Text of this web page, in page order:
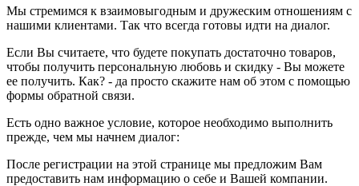
Мы стремимся к взаимовыгодным и дружеским отношениям с
нашими клиентами. Так что всегда готовы идти на диалог.
Если Вы считаете, что будете покупать достаточно товаров,
чтобы получить персональную любовь и скидку - Вы можете
ее получить. Как? - да просто скажите нам об этом с помощью
формы обратной связи.
Есть одно важное условие, которое необходимо выполнить
прежде, чем мы начнем диалог:
После регистрации на этой странице мы предложим Вам
предоставить нам информацию о себе и Вашей компании.